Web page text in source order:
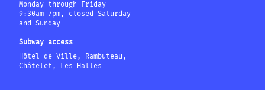
Monday through Friday
9:30am-7pm, closed Saturday
and Sunday
Subway access
Hôtel de Ville, Rambuteau,
Châtelet, Les Halles